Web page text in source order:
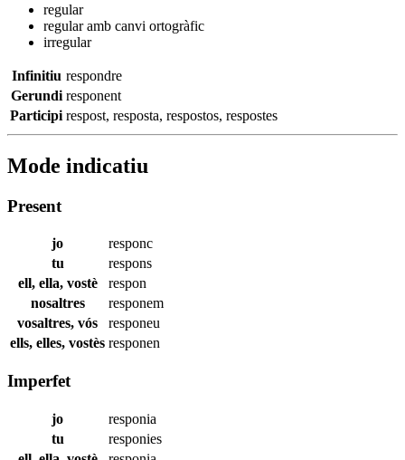
regular
regular amb canvi ortogràfic
irregular
Infinitiu respondre
Gerundi responent
Participi respost, resposta, respostos, respostes
Mode indicatiu
Present
jo
responc
tu
respons
ell, ella, vostè
respon
nosaltres
responem
vosaltres, vós
responeu
ells, elles, vostès responen
Imperfet
jo
responia
tu
responies